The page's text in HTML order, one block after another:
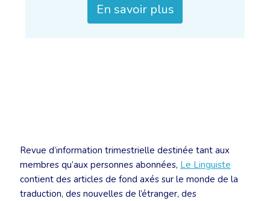
En savoir plus
Revue d’information trimestrielle destinée tant aux
membres qu’aux personnes abonnées, Le Linguiste
contient des articles de fond axés sur le monde de la
traduction, des nouvelles de l’étranger, des